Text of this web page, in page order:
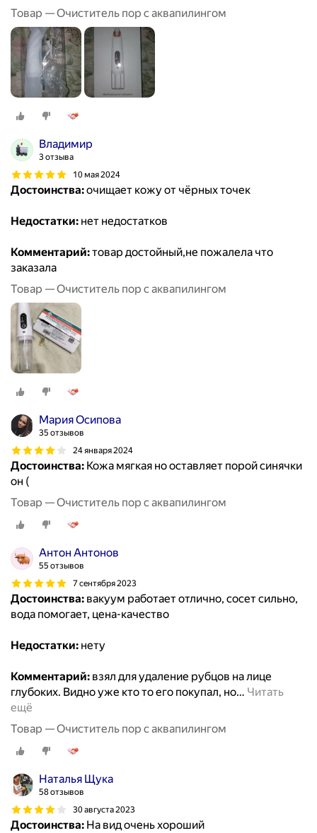
Товар — Очиститель пор с аквапилингом
Владимир
3 отзыва
10 мая 2024
Достоинства:очищает кожу от чёрных точек
Недостатки: нет недостатков
Комментарий:товар достойный,не пожалела что
заказала
Товар — Очиститель пор с аквапилингом
Мария Осипова
35 отзывов
24 января 2024
Достоинства: Кожа мягкая но оставляет порой синячки
он (
Товар — Очиститель пор с аквапилингом
Антон Антонов
55 отзывов
7 сентября 2023
Достоинства: вакуум работает отлично, сосет сильно,
вода помогает, цена-качество
Недостатки: нету
Комментарий: взял для удаление рубцов на лице
глубоких. Видно уже кто то его покупал, но… Читать
ещё
Товар — Очиститель пор с аквапилингом
Наталья Щука
58 отзывов
30 августа 2023
Достоинства: На вид очень хороший